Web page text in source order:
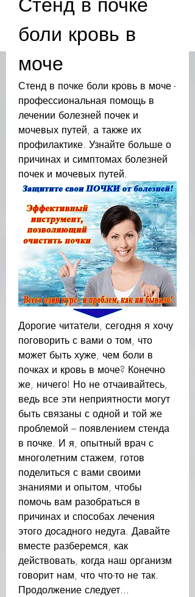
боли кровь в
моче
Стенд в почке боли кровь в моче -
профессиональная помощь в
лечении болезней почек и
мочевых путей, а также их
профилактике. Узнайте больше о
причинах и симптомах болезней
почек и мочевых путей.
Дорогие читатели, сегодня я хочу
поговорить с вами о том, что
может быть хуже, чем боли в
почках и кровь в моче? Конечно
же, ничего! Но не отчаивайтесь,
ведь все эти неприятности могут
быть связаны с одной и той же
проблемой – появлением стенда
в почке. И я, опытный врач с
многолетним стажем, готов
поделиться с вами своими
знаниями и опытом, чтобы
помочь вам разобраться в
причинах и способах лечения
этого досадного недуга. Давайте
вместе разберемся, как
действовать, когда наш организм
говорит нам, что что-то не так.
Продолжение следует...